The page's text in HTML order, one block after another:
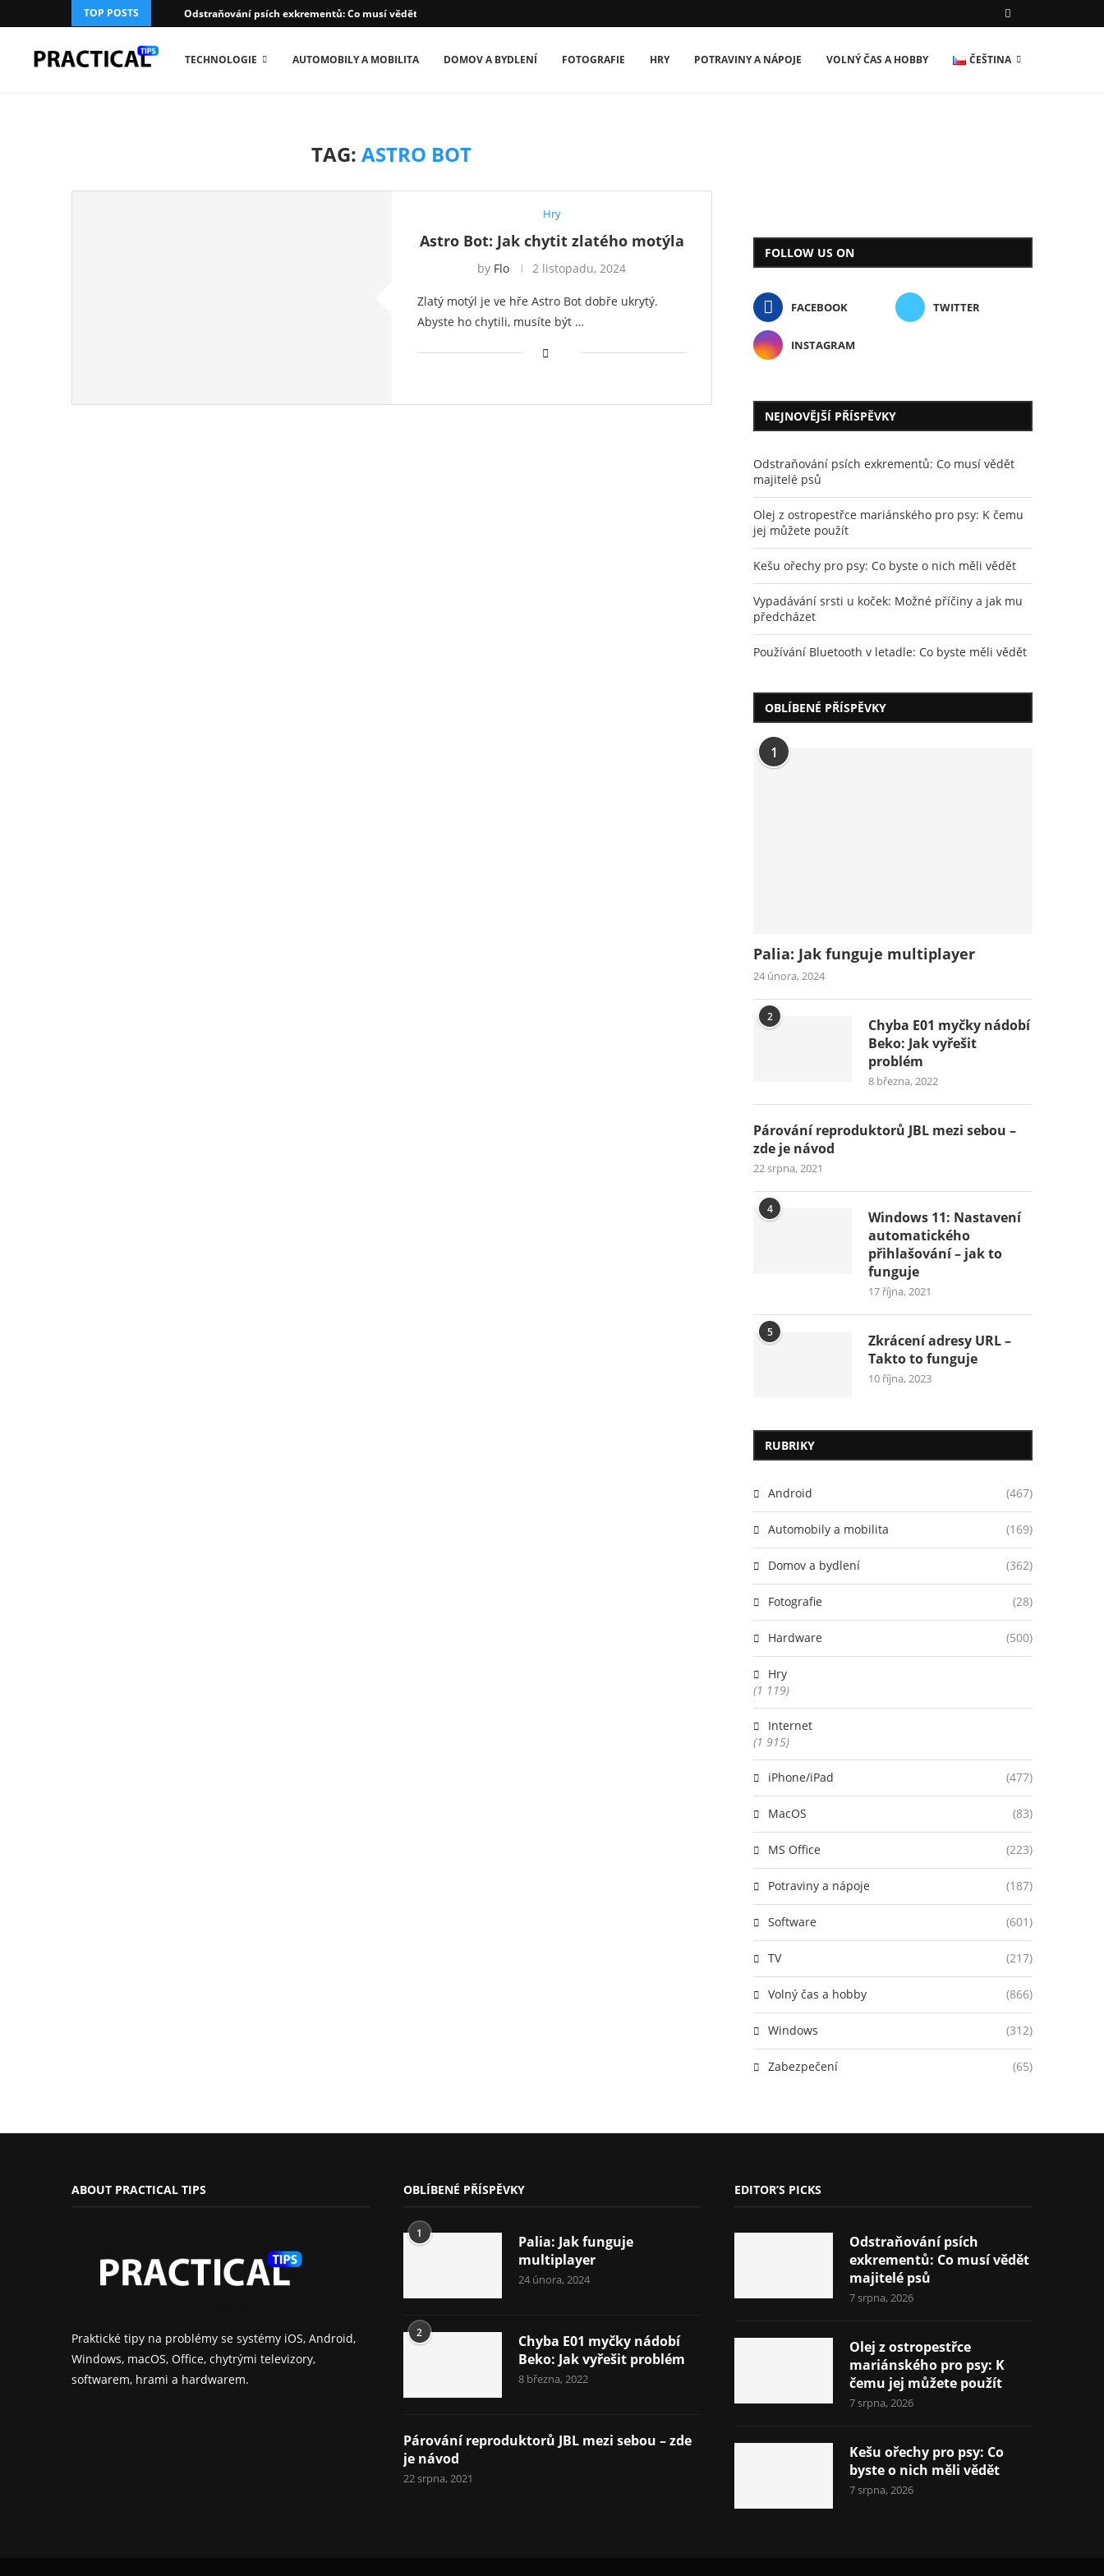
TOP POSTS Odstraňování psích exkrementů: Co musí vědět majitelé psů
TECHNOLOGIE AUTOMOBILY A MOBILITA DOMOV A BYDLENÍ FOTOGRAFIE HRY POTRAVINY A NÁPOJE VOLNÝ ČAS A HOBBY ČEŠTINA
TAG:ASTRO BOT
Hry
Astro Bot: Jak chytit zlatého motýla
by Flo 2 listopadu, 2024
Zlatý motýl je ve hře Astro Bot dobře ukrytý.
Abyste ho chytili, musíte být …
FOLLOW US ON
FACEBOOK TWITTER
INSTAGRAM
NEJNOVĚJŠÍ PŘÍSPĚVKY
Odstraňování psích exkrementů: Co musí vědět
majitelé psů
Olej z ostropestřce mariánského pro psy: K čemu
jej můžete použít
Kešu ořechy pro psy: Co byste o nich měli vědět
Vypadávání srsti u koček: Možné příčiny a jak mu
předcházet
Používání Bluetooth v letadle: Co byste měli vědět
OBLÍBENÉ PŘÍSPĚVKY
1
Palia: Jak funguje multiplayer
24 února, 2024
2
Chyba E01 myčky nádobí
Beko: Jak vyřešit
problém
8 března, 2022
Párování reproduktorů JBL mezi sebou –
zde je návod
22 srpna, 2021
4
Windows 11: Nastavení
automatického
přihlašování – jak to
funguje
17 října, 2021
5
Zkrácení adresy URL –
Takto to funguje
10 října, 2023
RUBRIKY
Android (467)
Automobily a mobilita (169)
Domov a bydlení (362)
Fotografie (28)
Hardware (500)
Hry
(1 119)
Internet
(1 915)
iPhone/iPad (477)
MacOS (83)
MS Office (223)
Potraviny a nápoje (187)
Software (601)
TV (217)
Volný čas a hobby (866)
Windows (312)
Zabezpečení (65)
ABOUT PRACTICAL TIPS
Praktické tipy na problémy se systémy iOS, Android,
Windows, macOS, Office, chytrými televizory,
softwarem, hrami a hardwarem.
OBLÍBENÉ PŘÍSPĚVKY
1
Palia: Jak funguje
multiplayer
24 února, 2024
2
Chyba E01 myčky nádobí
Beko: Jak vyřešit problém
8 března, 2022
Párování reproduktorů JBL mezi sebou – zde
je návod
22 srpna, 2021
EDITOR’S PICKS
Odstraňování psích
exkrementů: Co musí vědět
majitelé psů
7 srpna, 2026
Olej z ostropestřce
mariánského pro psy: K
čemu jej můžete použít
7 srpna, 2026
Kešu ořechy pro psy: Co
byste o nich měli vědět
7 srpna, 2026